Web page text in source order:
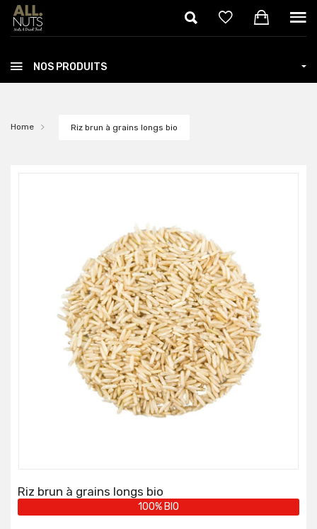
Skip to main content
NOS PRODUITS
Home Riz brun à grains longs bio
Riz brun à grains longs bio
100% BIO